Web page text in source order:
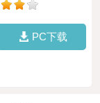
PC下载